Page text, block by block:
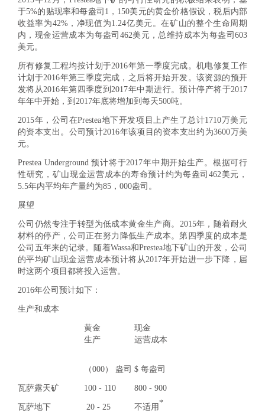
于5%的贴现率和每盎司1，150美元的黄金价格假设，税后内部
收益率为42%，净现值为1.24亿美元。在矿山的整个生命周期
内，现金运营成本为每盎司462美元，总维持成本为每盎司603
美元。
所有修复工程均按计划于2016年第一季度完成。机电修复工作
计划于2016年第三季度完成，之后将开始开发。该资源的预开
发将从2016年第四季度到2017年中期进行。预计停产将于2017
年年中开始，到2017年底将增加到每天500吨。
2015年，公司在Prestea地下开发项目上产生了总计1710万美元
的资本支出。公司预计2016年该项目的资本支出约为3600万美
元。
Prestea Underground 预计将于2017年中期开始生产。根据可行
性研究，矿山现金运营成本的寿命预计约为每盎司462美元，
5.5年内平均年产量约为85，000盎司。
展望
公司仍然专注于转型为低成本黄金生产商。2015年，随着耐火
材料的停产，公司正在努力降低生产成本。第四季度的成本是
公司五年来的记录。随着Wassa和Prestea地下矿山的开发，公司
的平均矿山现金运营成本预计将从2017年开始进一步下降，届
时这两个项目都将投入运营。
2016年公司预计如下：
生产和成本
黄金
生产
现金
运营成本
（000） 盎司 $ 每盎司
瓦萨露天矿 100 - 110 800 - 900
瓦萨地下 20 - 25 不适用 *